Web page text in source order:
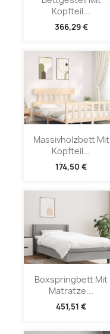
Kopfteil...
366,29 €
Massivholzbett Mit
Kopfteil...
174,50 €
Boxspringbett Mit
Matratze...
451,51 €